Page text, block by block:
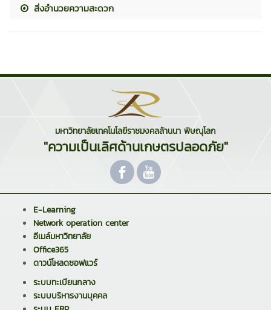
สิ่งอำนวยความสะดวก
มหาวิทยาลัยเทคโนโลยีราชมงคลล้านนา พิษณุโลก
"ความเป็นเลิศด้านเกษตรปลอดภัย"
E-Learning
Network operation center
อีเมล์มหาวิทยาลัย
Office365
ดาวน์โหลดซอฟแวร์
ระบบทะเบียนกลาง
ระบบบริหารงานบุคคล